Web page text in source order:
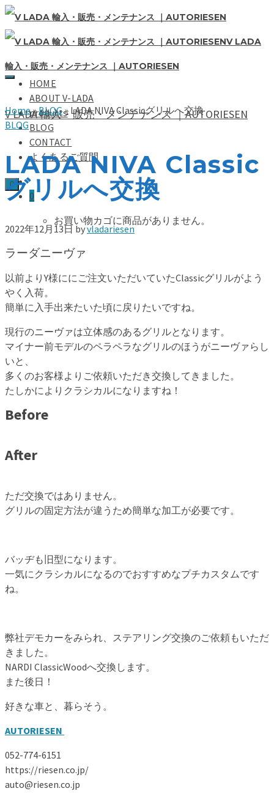
V LADA
輸入・販売・メンテナンス ｜AUTORIESEN
HOME
ABOUT V-LADA
products
BLOG
CONTACT
よくあるご質問
0
お買い物カゴに商品がありません。
V LADA 輸入・販売・メンテナンス ｜AUTORIESEN
0
Home»BLOG» LADA NIVA Classicグリルへ交換
BLOG
LADA NIVA Classic
グリルへ交換
2022年12月13日 byvladariesen
ラーダニーヴァ
以前よりY様ににご注文いただいていたClassicグリルがよう
やく入荷。
簡単に入手出来たいた頃に戻りたいですね。
現行のニーヴァは立体感のあるグリルとなります。
マイナー前モデルのペラペラなグリルのほうがニーヴァらし
いと、
多くのお客様よりご依頼いただき交換してきました。
たしかによりクラシカルになりますね！
Before
After
ただ交換ではありません。
グリルの固定方法が違うため簡単な加工が必要です。
バッヂも旧型になります。
一気にクラシカルになるのでおすすめなプチカスタムです
ね。
弊社デモカーをみられ、ステアリング交換のご依頼もいただ
きました。
NARDI ClassicWoodへ交換します。
また後日！
好きな車と、暮らそう。
AUTORIESEN
052-774-6151
https://riesen.co.jp/
auto@riesen.co.jp